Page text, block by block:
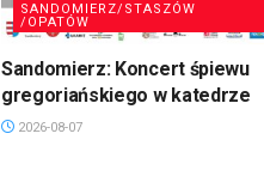
SANDOMIERZ/STASZÓW
/OPATÓW
Sandomierz: Koncert śpiewu
gregoriańskiego w katedrze
2026-08-07